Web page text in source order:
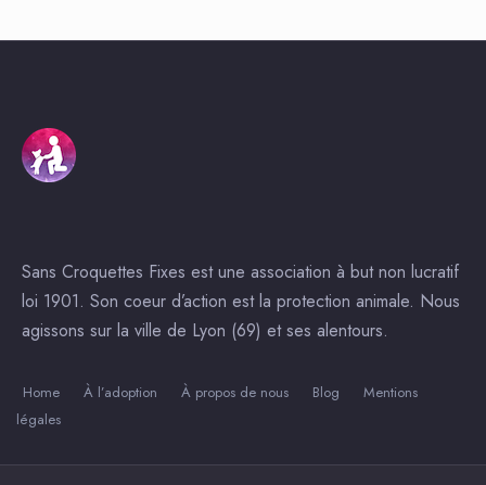
Sans Croquettes Fixes est une association à but non lucratif
loi 1901. Son coeur d’action est la protection animale. Nous
agissons sur la ville de Lyon (69) et ses alentours.
Home À l’adoption À propos de nous Blog
Mentions
légales